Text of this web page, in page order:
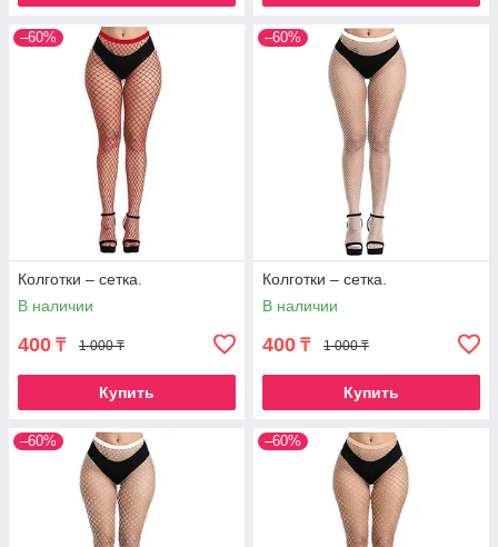
–60%
Колготки – сетка.
В наличии
400 ₸ 1 000 ₸
Купить
–60%
Колготки – сетка.
В наличии
400 ₸ 1 000 ₸
Купить
–60% –60%